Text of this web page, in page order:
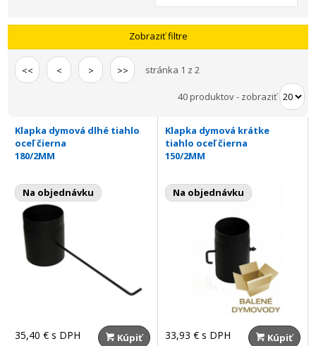
Zobraziť filtre
<< < > >> stránka 1 z 2
40 produktov- zobraziť
Klapka dymová dlhé tiahlo
oceľ čierna
180/2MM
Na objednávku
35,40 €s DPH Kúpiť
Klapka dymová krátke
tiahlo oceľ čierna
150/2MM
Na objednávku
33,93 € s DPH Kúpiť